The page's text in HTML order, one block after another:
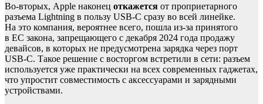
Во-вторых, Apple наконец откажется от проприетарного
разъема Lightning в пользу USB-C сразу во всей линейке.
На это компания, вероятнее всего, пошла из-за принятого
в ЕС закона, запрещающего с декабря 2024 года продажу
девайсов, в которых не предусмотрена зарядка через порт
USB-C. Такое решение с восторгом встретили в сети: разъем
используется уже практически на всех современных гаджетах,
что упростит совместимость с аксессуарами и зарядными
устройствами.